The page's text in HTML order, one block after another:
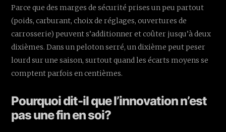
Parce que des marges de sécurité prises un peu partout
(poids, carburant, choix de réglages, ouvertures de
carrosserie) peuvent s’additionner et coûter jusqu’à deux
dixièmes. Dans un peloton serré, un dixième peut peser
lourd sur une saison, surtout quand les écarts moyens se
comptent parfois en centièmes.
Pourquoi dit-il que l’innovation n’est
pas une fin en soi?